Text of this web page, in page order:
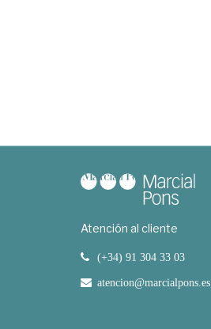
Atención al cliente
(+34) 91 304 33 03
atencion@marcialpons.es